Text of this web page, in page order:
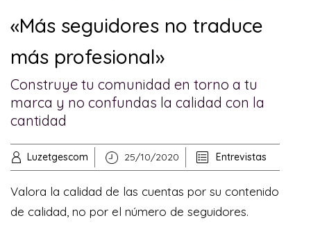
«Más seguidores no traduce
más profesional»
Construye tu comunidad en torno a tu
marca y no confundas la calidad con la
cantidad
Luzetgescom 25/10/2020 Entrevistas
Valora la calidad de las cuentas por su contenido
de calidad, no por el número de seguidores.